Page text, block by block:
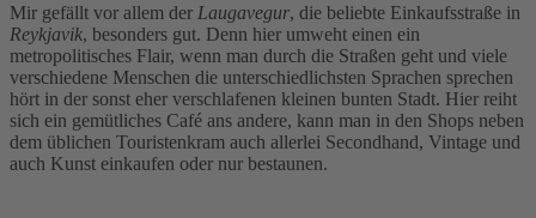
Mir gefällt vor allem der Laugavegur, die beliebte Einkaufsstraße in
Reykjavik, besonders gut. Denn hier umweht einen ein
metropolitisches Flair, wenn man durch die Straßen geht und viele
verschiedene Menschen die unterschiedlichsten Sprachen sprechen
hört in der sonst eher verschlafenen kleinen bunten Stadt. Hier reiht
sich ein gemütliches Café ans andere, kann man in den Shops neben
dem üblichen Touristenkram auch allerlei Secondhand, Vintage und
auch Kunst einkaufen oder nur bestaunen.